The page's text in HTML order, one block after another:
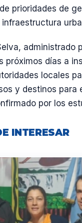
prioridades de
administrado
próximos días a
locales
y destinos para
por los
INTERESAR